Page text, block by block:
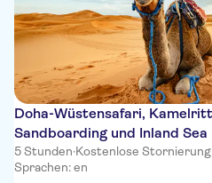
Doha-Wüstensafari,
Sandboarding und Inland Sea
5 Stunden·Kostenlose Stornierung
Sprachen: en